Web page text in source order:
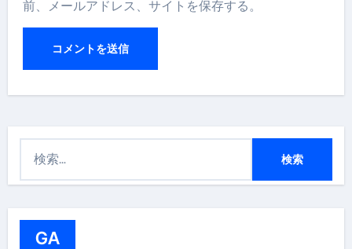
前、メールアドレス、サイトを保存する。
GA